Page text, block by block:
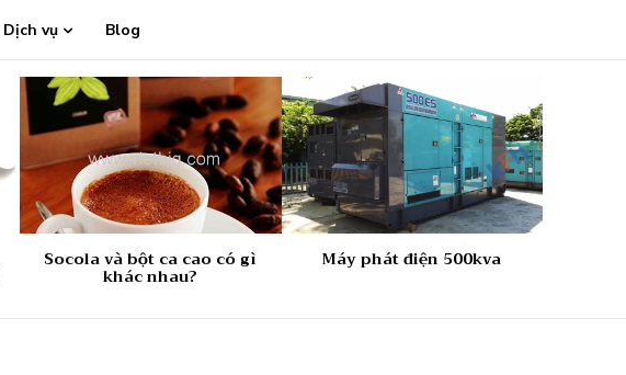
Dịch vụ Blog
Socola và bột ca cao có gì
khác nhau?
Máy phát điện 500kva